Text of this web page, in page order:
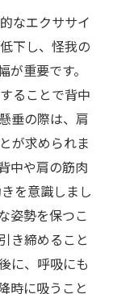
なエクササイ
下し、怪我の
重要です。
ることで背中
垂の際は、肩
が求められま
中や肩の筋肉
を意識しまし
姿勢を保つこ
き締めること
に、呼吸にも
時に吸うこと